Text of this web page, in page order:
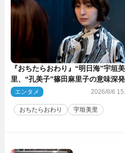
『おちたらおわり』“明日海”宇垣美
里、“孔美子”篠田麻里子の意味深
に絶句 ネット驚き「まさか」「
エンタメ 2026/8/6
おちたらおわり 宇垣美里